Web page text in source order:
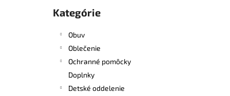
Preskočiť
kategórie
Kategórie
Obuv
Oblečenie
Ochranné pomôcky
Doplnky
Detské oddelenie